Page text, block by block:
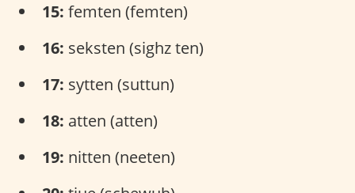
15: femten (femten)
16: seksten (sighz ten)
17: sytten (suttun)
18: atten (atten)
19: nitten (neeten)